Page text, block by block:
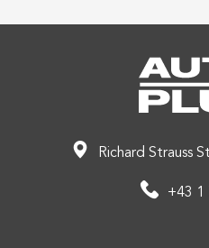
Richard Strauss
+43 1